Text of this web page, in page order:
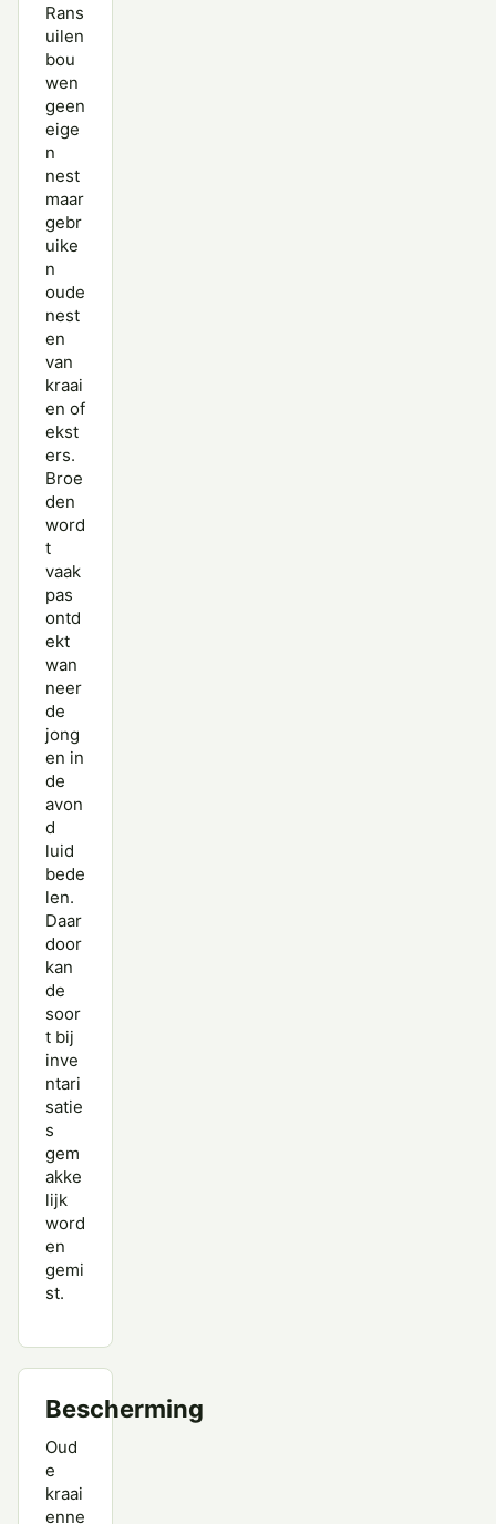
Rans
uilen
bou
wen
geen
eige
n
nest
maar
gebr
uike
n
oude
nest
en
van
kraai
en of
ekst
ers.
Broe
den
word
t
vaak
pas
ontd
ekt
wan
neer
de
jong
en in
de
avon
d
luid
bede
len.
Daar
door
kan
de
soor
t bij
inve
ntari
satie
s
gem
akke
lijk
word
en
gemi
st.
Bescherming
Oud
e
kraai
enne